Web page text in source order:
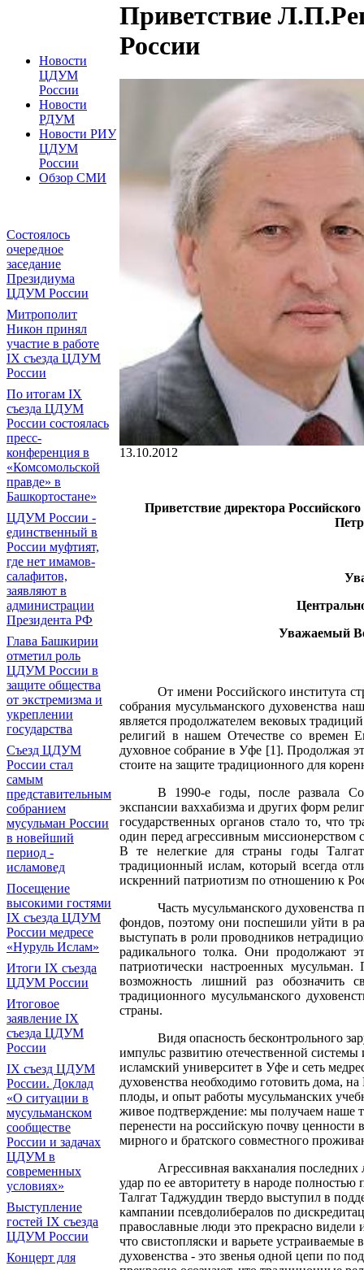
Новости
ЦДУМ
России
Новости
РДУМ
Новости РИУ
ЦДУМ
России
Обзор СМИ
Состоялось
очередное
заседание
Президиума
ЦДУМ России
Митрополит
Никон принял
участие в работе
IX съезда ЦДУМ
России
По итогам IX
съезда ЦДУМ
России состоялась
пресс-
конференция в
«Комсомольской
правде» в
Башкортостане»
ЦДУМ России -
единственный в
России муфтият,
где нет имамов-
салафитов,
заявляют в
администрации
Президента РФ
Глава Башкирии
отметил роль
ЦДУМ России в
защите общества
от экстремизма и
укреплении
государства
Съезд ЦДУМ
России стал
самым
представительным
собранием
мусульман России
в новейший
период -
исламовед
Посещение
высокими гостями
IX съезда ЦДУМ
России медресе
«Нуруль Ислам»
Итоги IX cъезда
ЦДУМ России
Итоговое
заявление IX
съезда ЦДУМ
России
IX съезд ЦДУМ
России. Доклад
«О ситуации в
мусульманском
сообществе
России и задачах
ЦДУМ в
современных
условиях»
Выступление
гостей IX съезда
ЦДУМ России
Концерт для
Приветствие
России
13.10.2012
Приветствие директора
Уважаемый
От имени Российского института
собрания мусульманского духовенства
является продолжателем вековых
религий в нашем Отечестве со времен
духовное собрание в Уфе [1]. Продолжая
стоите на защите традиционного для
В 1990-е годы, после развала
экспансии ваххабизма и других форм
государственных органов стало то, что
один перед агрессивным миссионерством
В те нелегкие для страны годы
традиционный ислам, который всегда
искренний патриотизм по отношению к
Часть мусульманского
фондов, поэтому они поспешили уйти в
выступать в роли проводников
радикального толка. Они продолжают
патриотически настроенных
возможность лишний раз обозначить
традиционного мусульманского
страны.
Видя опасность бесконтрольного
импульс развитию отечественной системы
исламский университет в Уфе и сеть
духовенства необходимо готовить дома,
плоды, и опыт работы мусульманских
живое подтверждение: мы получаем наше
перенести на российскую почву ценности
мирного и братского совместного
Агрессивная вакханалия
удар по ее авторитету в народе
Талгат Таджуддин твердо выступил в
кампании псевдолибералов по
православные люди это прекрасно
что свистопляски и варьете
духовенства - это звенья одной цепи по